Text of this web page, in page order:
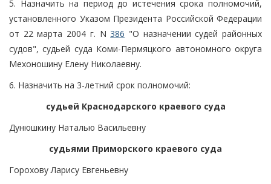
5. Назначить на период до истечения срока полномочий,
установленного Указом Президента Российской Федерации
от 22 марта 2004 г. N386 "О назначении судей районных
судов", судьей суда Коми-Пермяцкого автономного округа
Мехоношину Елену Николаевну.
6. Назначить на 3-летний срок полномочий:
судьей Краснодарского краевого суда
Дунюшкину Наталью Васильевну
судьями Приморского краевого суда
Горохову Ларису Евгеньевну